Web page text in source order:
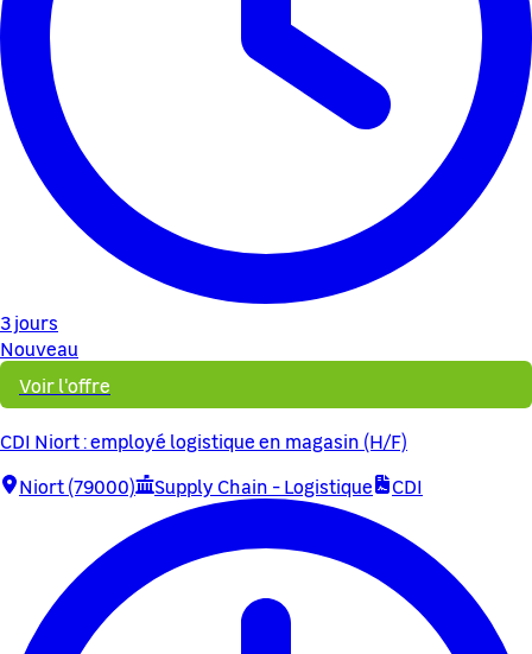
3 jours
Nouveau
Voir l'offre
CDI Niort : employé logistique en magasin (H/F)
Niort (79000)
Supply Chain - Logistique CDI